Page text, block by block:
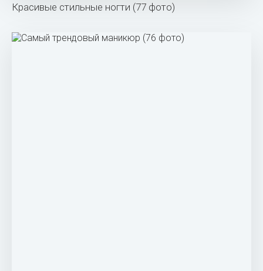
Красивые стильные ногти (77 фото)